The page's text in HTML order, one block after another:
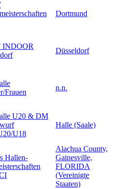
Dortmund
INDOOR
Düsseldorf
Frauen
n.n.
U20 & DM
U18
Halle (Saale)
Hallen-
Alachua County,
Gainesville,
FLORIDA
(Vereinigte
Staaten)